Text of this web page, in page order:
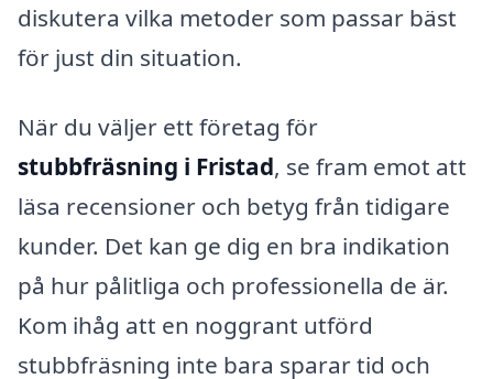
diskutera vilka metoder som passar bäst
för just din situation.
När du väljer ett företag för
stubbfräsning i Fristad, se fram emot att
läsa recensioner och betyg från tidigare
kunder. Det kan ge dig en bra indikation
på hur pålitliga och professionella de är.
Kom ihåg att en noggrant utförd
stubbfräsning inte bara sparar tid och